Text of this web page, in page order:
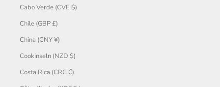
Cabo Verde (CVE $)
Chile (GBP £)
China (CNY ¥)
Cookinseln (NZD $)
Costa Rica (CRC ₡)